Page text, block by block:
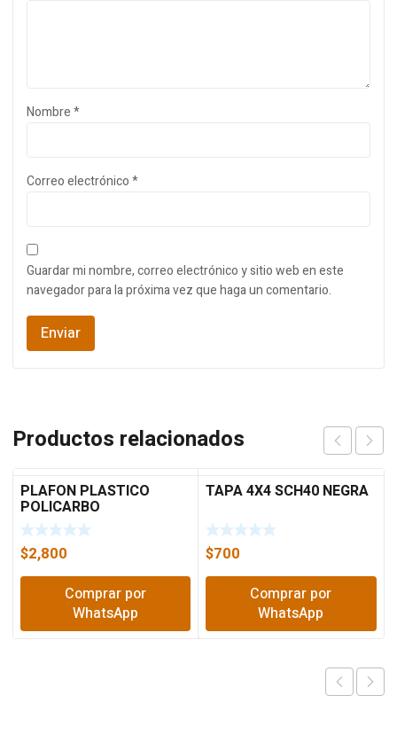
Nombre*
Correo electrónico*
Guardar mi nombre, correo electrónico y sitio web en este
navegador para la próxima vez que haga un comentario.
Productos relacionados
PLAFON PLASTICO
POLICARBO
$2,800
Comprar por
WhatsApp
TAPA 4X4 SCH40 NEGRA
$700
Comprar por
WhatsApp